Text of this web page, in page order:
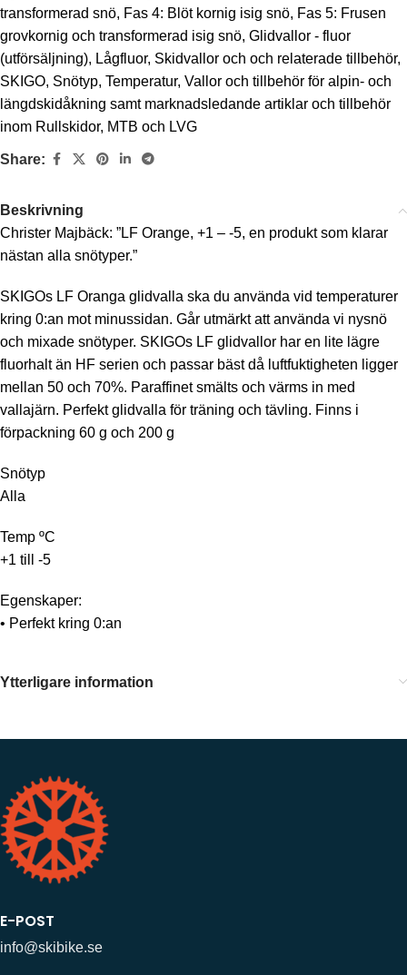
transformerad snö, Fas 4: Blöt kornig isig snö, Fas 5: Frusen
grovkornig och transformerad isig snö, Glidvallor - fluor
(utförsäljning), Lågfluor, Skidvallor och och relaterade tillbehör,
SKIGO, Snötyp, Temperatur, Vallor och tillbehör för alpin- och
längdskidåkning samt marknadsledande artiklar och tillbehör
inom Rullskidor, MTB och LVG
Share:
Beskrivning
Christer Majbäck: ”LF Orange, +1 – -5, en produkt som klarar
nästan alla snötyper.”
SKIGOs LF Oranga glidvalla ska du använda vid temperaturer
kring 0:an mot minussidan. Går utmärkt att använda vi nysnö
och mixade snötyper. SKIGOs LF glidvallor har en lite lägre
fluorhalt än HF serien och passar bäst då luftfuktigheten ligger
mellan 50 och 70%. Paraffinet smälts och värms in med
vallajärn. Perfekt glidvalla för träning och tävling. Finns i
förpackning 60 g och 200 g
Snötyp
Alla
Temp ºC
+1 till -5
Egenskaper:
• Perfekt kring 0:an
Ytterligare information
E-POST
info@skibike.se